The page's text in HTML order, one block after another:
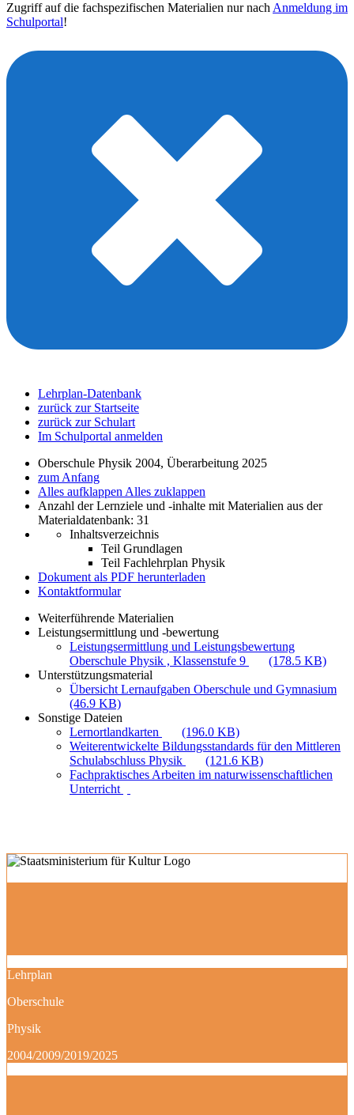
Zugriff auf die fachspezifischen Materialien nur nach Anmeldung im
Schulportal!
Lehrplan-Datenbank
zurück zur Startseite
zurück zur Schulart
Im Schulportal anmelden
Oberschule Physik 2004, Überarbeitung 2025
zum Anfang
Alles aufklappen Alles zuklappen
Anzahl der Lernziele und -inhalte mit Materialien aus der
Materialdatenbank: 31
Inhaltsverzeichnis
Teil Grundlagen
Teil Fachlehrplan Physik
Dokument als PDF herunterladen
Kontaktformular
Weiterführende Materialien
Leistungsermittlung und -bewertung
Leistungsermittlung und Leistungsbewertung
Oberschule Physik , Klassenstufe 9
(178.5 KB)
Unterstützungsmaterial
Übersicht Lernaufgaben Oberschule und Gymnasium
(46.9 KB)
Sonstige Dateien
Lernortlandkarten
(196.0 KB)
Weiterentwickelte Bildungsstandards für den Mittleren
Schulabschluss Physik
(121.6 KB)
Fachpraktisches Arbeiten im naturwissenschaftlichen
Unterricht
Lehrplan
Oberschule
Physik
2004/2009/2019/2025